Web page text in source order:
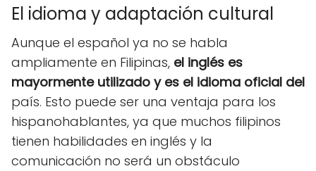
El idioma y adaptación cultural
Aunque el español ya no se habla
ampliamente en Filipinas, el inglés es
mayormente utilizado y es el idioma oficial del
país. Esto puede ser una ventaja para los
hispanohablantes, ya que muchos filipinos
tienen habilidades en inglés y la
comunicación no será un obstáculo